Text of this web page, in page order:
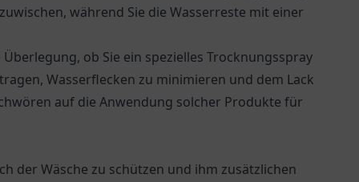
während Sie die Wasserreste mit einer
ob Sie ein spezielles Trocknungsspray
Wasserflecken zu minimieren und dem Lack
auf die Anwendung solcher Produkte für
der Wäsche zu schützen und ihm zusätzlichen